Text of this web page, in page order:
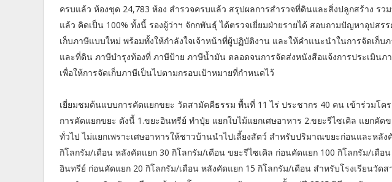
ครบแล้ว ห้องชุด 24,783 ห้อง สำรวจครบแล้ว สรุปผลการสำรวจที่ดินและสิ่งปลูกสร้าง รว
แล้ว คิดเป็น 100% ทั้งนี้ รองผู้ว่าฯ จักกพันธุ์ ได้ตรวจเยี่ยมฝ่ายรายได้ สอบถามปัญหาอุปสร
เก็บภาษีแบบใหม่ พร้อมทั้งให้กำลังใจเจ้าหน้าที่ผู้ปฏิบัติงาน และให้คำแนะนำในการจัดเก็บ
และที่ดิน ภาษีบำรุงท้องที่ ภาษีป้าย ภาษีน้ำมัน ตลอดจนการจัดส่งหนังสือแจ้งการประเมินภ
เพื่อให้การจัดเก็บภาษีเป็นไปตามกรอบเป้าหมายที่กำหนดไว้
เยี่ยมชมต้นแบบการคัดแยกขยะ วัดสามัคคีธรรม พื้นที่ 11 ไร่ ประชากร 40 คน เข้าร่วมโค
การคัดแยกขยะ ดังนี้ 1.ขยะอินทรีย์ ทำปุ๋ย แยกใบไม้แยกเศษอาหาร 2.ขยะรีไซเคิล แยกคั
ทั่วไป ไม่แยกเพราะเศษอาหารให้ชาวบ้านนำไปเลี้ยงสัตว์ สำหรับปริมาณขยะก่อนและหลั
กิโลกรัม/เดือน หลังคัดแยก 30 กิโลกรัม/เดือน ขยะรีไซเคิล ก่อนคัดแยก 100 กิโลกรัม/เดือ
อินทรีย์ ก่อนคัดแยก 20 กิโลกรัม/เดือน หลังคัดแยก 15 กิโลกรัม/เดือน สำหรับโรงเรียนวัด